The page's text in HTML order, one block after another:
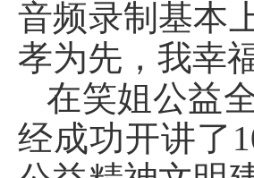
音频录制基本
孝为先，我幸
在笑姐公益
经成功开讲了